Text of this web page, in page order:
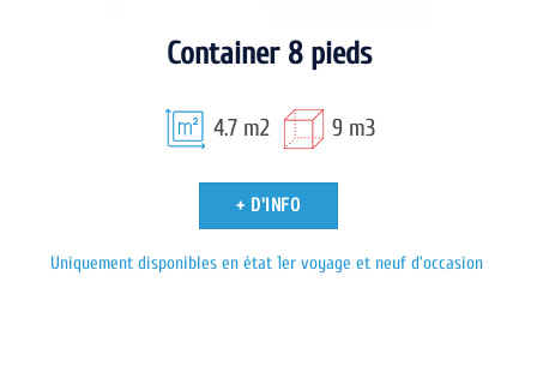
Container 8 pieds
4.7 m2 9 m3
+ D'INFO
Uniquement disponibles en état 1er voyage et neuf d’occasion